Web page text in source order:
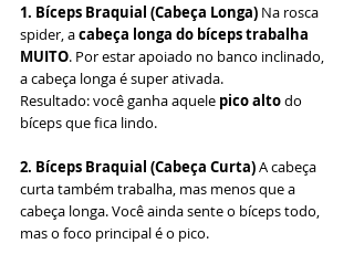
1. Bíceps Braquial (Cabeça Longa) Na rosca
spider, a cabeça longa do bíceps trabalha
MUITO. Por estar apoiado no banco inclinado,
a cabeça longa é super ativada.
Resultado: você ganha aquele pico alto do
bíceps que fica lindo.
2. Bíceps Braquial (Cabeça Curta) A cabeça
curta também trabalha, mas menos que a
cabeça longa. Você ainda sente o bíceps todo,
mas o foco principal é o pico.